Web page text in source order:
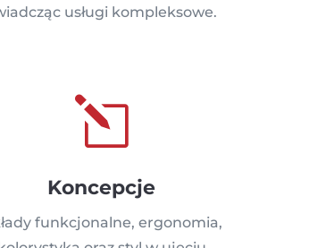
usługi kompleksowe.
l
Koncepcje
funkcjonalne, ergonomia,